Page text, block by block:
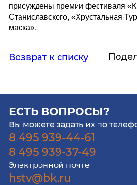
присуждены премии фестиваля
Станиславского, «Хрустальная
маска».
Возврат к списку
ЕСТЬ ВОПРОСЫ?
Вы можете задать их по
8 495 939-44-61
8 495 939-37-49
Электронной почте
hstv@bk.ru